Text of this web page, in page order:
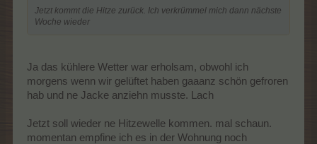
Jetzt kommt die Hitze zurück. Ich verkrümmel mich dann nächste
Woche wieder
Ja das kühlere Wetter war erholsam, obwohl ich
morgens wenn wir gelüftet haben gaaanz schön gefroren
hab und ne Jacke anziehn musste. Lach
Jetzt soll wieder ne Hitzewelle kommen. mal schaun.
momentan empfine ich es in der Wohnung noch